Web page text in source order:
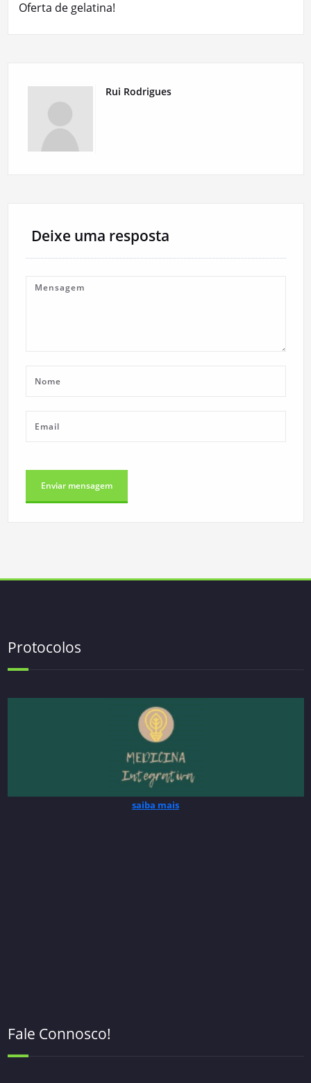
Oferta de gelatina!
Rui Rodrigues
Deixe uma resposta
Protocolos
saiba mais
Fale Connosco!